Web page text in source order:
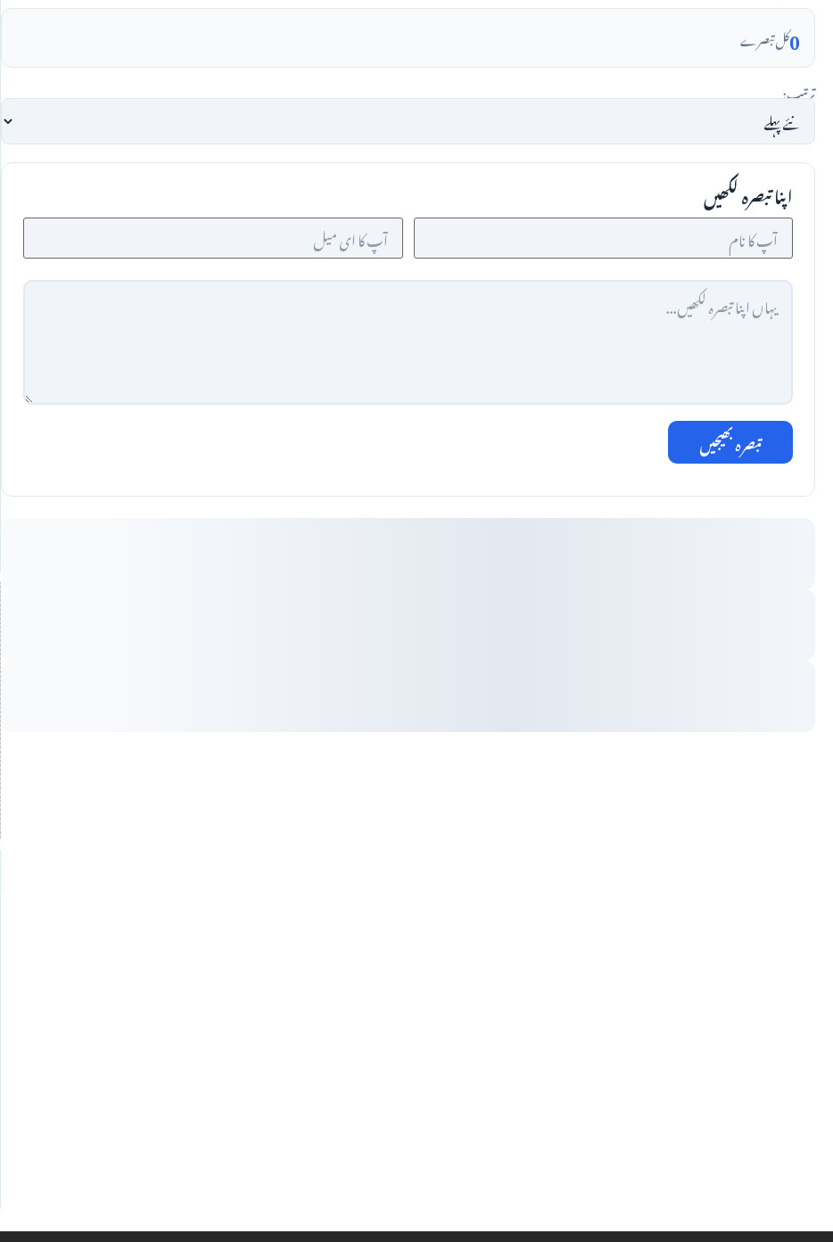
0کل تبصرے
ترتیب:
اپنا تبصرہ لکھیں
تبصرہ بھیجیں